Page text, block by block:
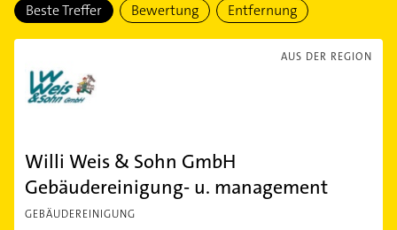
Beste Treffer Bewertung Entfernung
AUS DER REGION
Willi Weis & Sohn GmbH
Gebäudereinigung- u. management
GEBÄUDEREINIGUNG